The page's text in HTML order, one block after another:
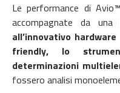
Le performance di
accompagnate da una
all’innovativo
friendly, lo
determinazioni
fossero analisi